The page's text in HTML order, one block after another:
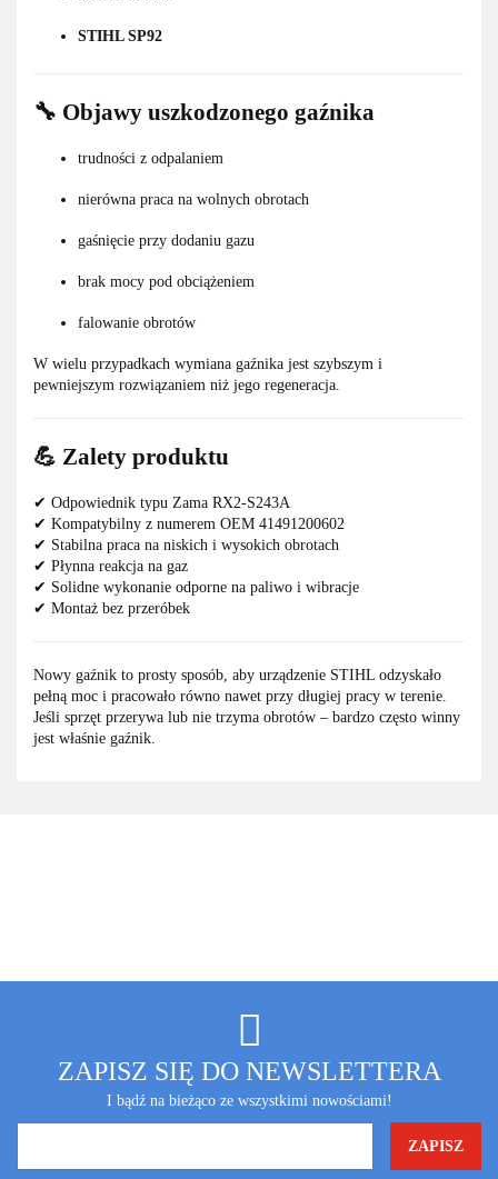
STIHL SP92
🔧 Objawy uszkodzonego gaźnika
trudności z odpalaniem
nierówna praca na wolnych obrotach
gaśnięcie przy dodaniu gazu
brak mocy pod obciążeniem
falowanie obrotów
W wielu przypadkach wymiana gaźnika jest szybszym i
pewniejszym rozwiązaniem niż jego regeneracja.
💪 Zalety produktu
✔ Odpowiednik typu Zama RX2-S243A
✔ Kompatybilny z numerem OEM 41491200602
✔ Stabilna praca na niskich i wysokich obrotach
✔ Płynna reakcja na gaz
✔ Solidne wykonanie odporne na paliwo i wibracje
✔ Montaż bez przeróbek
Nowy gaźnik to prosty sposób, aby urządzenie STIHL odzyskało
pełną moc i pracowało równo nawet przy długiej pracy w terenie.
Jeśli sprzęt przerywa lub nie trzyma obrotów – bardzo często winny
jest właśnie gaźnik.
ZAPISZ SIĘ DO NEWSLETTERA
I bądź na bieżąco ze wszystkimi nowościami!